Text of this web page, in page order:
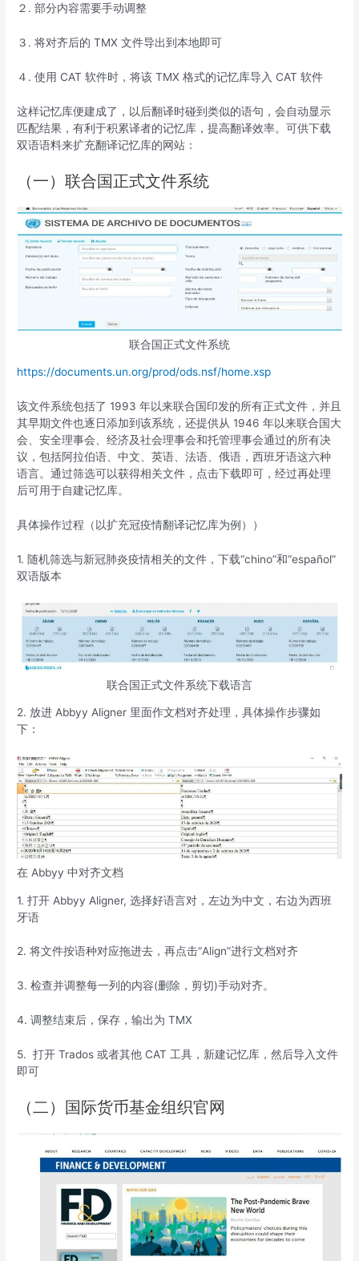
２. 部分内容需要手动调整
３. 将对齐后的 TMX 文件导出到本地即可
４. 使用 CAT 软件时，将该 TMX 格式的记忆库导入 CAT 软件
这样记忆库便建成了，以后翻译时碰到类似的语句，会自动显示
匹配结果，有利于积累译者的记忆库，提高翻译效率。可供下载
双语语料来扩充翻译记忆库的网站：
（一）联合国正式文件系统
联合国正式文件系统
https://documents.un.org/prod/ods.nsf/home.xsp
该文件系统包括了 1993 年以来联合国印发的所有正式文件，并且
其早期文件也逐日添加到该系统，还提供从 1946 年以来联合国大
会、安全理事会、经济及社会理事会和托管理事会通过的所有决
议，包括阿拉伯语、中文、英语、法语、俄语，西班牙语这六种
语言。通过筛选可以获得相关文件，点击下载即可，经过再处理
后可用于自建记忆库。
具体操作过程（以扩充冠疫情翻译记忆库为例））
1. 随机筛选与新冠肺炎疫情相关的文件，下载“chino”和“español”
双语版本
联合国正式文件系统下载语言
2. 放进 Abbyy Aligner 里面作文档对齐处理，具体操作步骤如
下：
在 Abbyy 中对齐文档
1. 打开 Abbyy Aligner, 选择好语言对，左边为中文，右边为西班
牙语
2. 将文件按语种对应拖进去，再点击“Align”进行文档对齐
3. 检查并调整每一列的内容(删除，剪切)手动对齐。
4. 调整结束后，保存，输出为 TMX
5. 打开 Trados 或者其他 CAT 工具，新建记忆库，然后导入文件
即可
（二）国际货币基金组织官网